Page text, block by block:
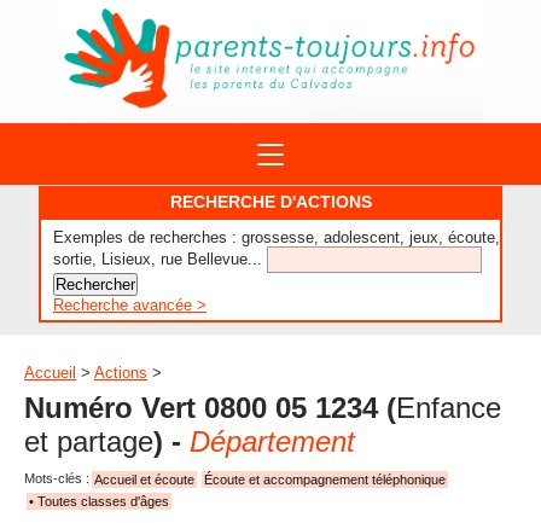
1ÈRE VISITE
AGENDA
APPELS A PROJET
DISPOSITIFS PARENTALITÉ
SITES INTERNET
LETTRES D’INFO
MENTIONS LÉGALES
CONTACT
ACTIONS
STRUCTURES
DOCUMENTS
FORMATIONS
RECHERCHE D'ACTIONS
Exemples de recherches : grossesse, adolescent, jeux, écoute,
sortie, Lisieux, rue Bellevue...
Recherche avancée >
Accueil > Actions >
Numéro Vert 0800 05 1234(Enfance
et partage) - Département
Mots-clés : Accueil et écoute
Écoute et accompagnement téléphonique
• Toutes classes d'âges